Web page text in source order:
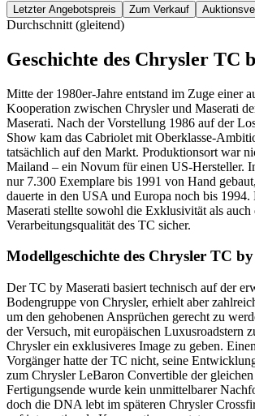
Letzter Angebotspreis Zum Verkauf
Durchschnitt (gleitend)
Geschichte des Chrysler TC
Mitte der 1980er-Jahre entstand im Zuge einer
Kooperation zwischen Chrysler und Maserati
Maserati. Nach der Vorstellung 1986 auf der
Show kam das Cabriolet mit Oberklasse-
tatsächlich auf den Markt. Produktionsort war
Mailand – ein Novum für einen US-Hersteller.
nur 7.300 Exemplare bis 1991 von Hand
dauerte in den USA und Europa noch bis 1994.
Maserati stellte sowohl die Exklusivität als auch
Verarbeitungsqualität des TC sicher.
Modellgeschichte des Chrysler TC
Der TC by Maserati basiert technisch auf der
Bodengruppe von Chrysler, erhielt aber
um den gehobenen Ansprüchen gerecht zu
der Versuch, mit europäischen Luxusroadstern
Chrysler ein exklusiveres Image zu geben.
Vorgänger hatte der TC nicht, seine
zum Chrysler LeBaron Convertible der
Fertigungsende wurde kein unmittelbarer
doch die DNA lebt im späteren Chrysler